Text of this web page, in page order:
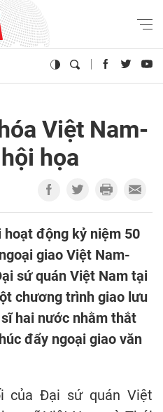
Việt Nam-
họa
hoạt động kỷ niệm 50
giao Việt Nam-
sứ quán Việt Nam tại
chương trình giao lưu
hai nước nhằm thắt
đẩy ngoại giao văn
của Đại sứ quán Việt